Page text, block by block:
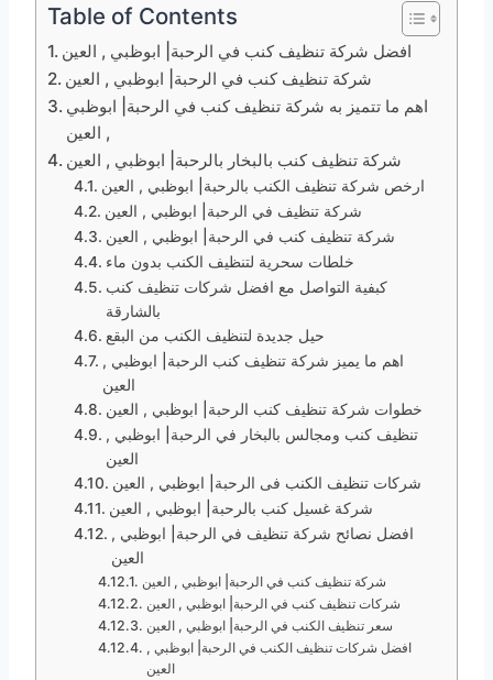
Table of Contents
افضل شركة تنظيف كنب في الرحبة| ابوظبي , العين
شركة تنظيف كنب في الرحبة| ابوظبي , العين
اهم ما تتميز به شركة تنظيف كنب في الرحبة| ابوظبي
, العين
شركة تنظيف كنب بالبخار بالرحبة| ابوظبي , العين
ارخص شركة تنظيف الكنب بالرحبة| ابوظبي , العين
شركة تنظيف في الرحبة| ابوظبي , العين
شركة تنظيف كنب في الرحبة| ابوظبي , العين
خلطات سحرية لتنظيف الكنب بدون ماء
كبفية التواصل مع افضل شركات تنظيف كنب
بالشارقة
حيل جديدة لتنظيف الكنب من البقع
اهم ما يميز شركة تنظيف كنب الرحبة| ابوظبي ,
العين
خطوات شركة تنظيف كنب الرحبة| ابوظبي , العين
تنظيف كنب ومجالس بالبخار في الرحبة| ابوظبي ,
العين
شركات تنظيف الكنب فى الرحبة| ابوظبي , العين
شركة غسيل كنب بالرحبة| ابوظبي , العين
افضل نصائح شركة تنظيف في الرحبة| ابوظبي ,
العين
شركة تنظيف كنب في الرحبة| ابوظبي , العين
شركات تنظيف كنب في الرحبة| ابوظبي , العين
سعر تنظيف الكنب في الرحبة| ابوظبي , العين
افضل شركات تنظيف الكنب في الرحبة| ابوظبي ,
العين